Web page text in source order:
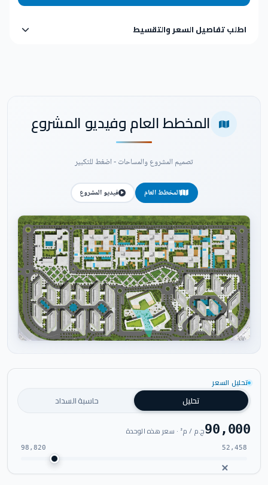
اطلب تفاصيل السعر والتقسيط
المخطط العام وفيديو المشروع
تصميم المشروع والمساحات - اضغط للتكبير
المخطط العام فيديو المشروع
تحليل السعر
تحليل حاسبة السداد
90,000ج.م / م² · سعر هذه الوحدة
52,458
98,820